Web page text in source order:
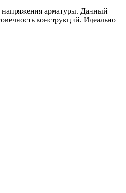
напряжения арматуры. Данный
конструкций. Идеально